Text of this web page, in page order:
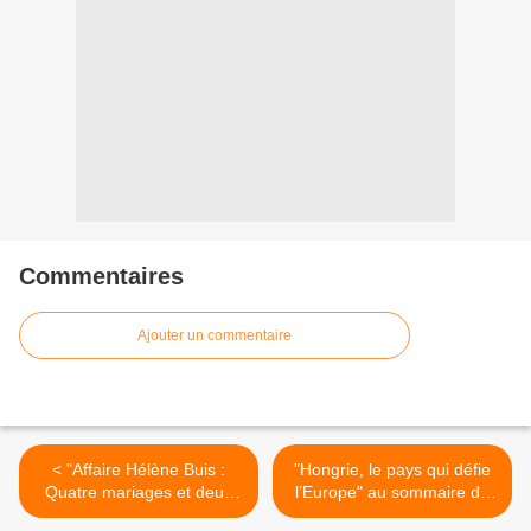
Commentaires
Ajouter un commentaire
< "Affaire Hélène Buis :
Quatre mariages et deux
enterrements" au sommaire
"Hongrie, le pays qui défie
l’Europe" au sommaire de
"Nous les européens"